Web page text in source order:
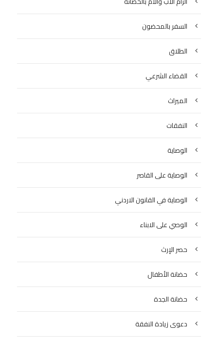
السفر بالمحضون
الطلاق
القضاء الشرعي
الميراث
النفقات
الوصاية
الوصاية على القاصر
الوصاية في القانون الاردني
الوصي على الابناء
حصر الإرث
حضانة الأطفال
حضانة الجدة
دعوى زيادة النفقة